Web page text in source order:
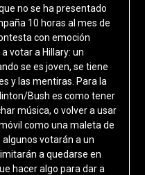
no se ha presentado
10 horas al mes de
con emoción
votar a Hillary: un
se es joven, se tiene
y las mentiras. Para la
Bush es como tener
música, o volver a usar
como una maleta de
votarán a un
a quedarse en
hacer algo para dar a